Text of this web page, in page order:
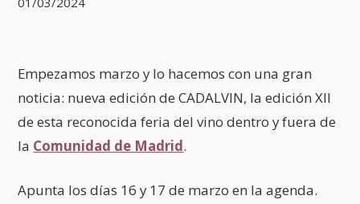
Empezamos marzo y lo hacemos con una gran
noticia: nueva edición de CADALVIN, la edición XII
de esta reconocida feria del vino dentro y fuera de
la Comunidad de Madrid.
Apunta los días 16 y 17 de marzo en la agenda.